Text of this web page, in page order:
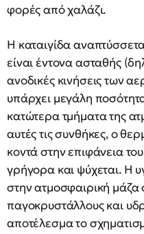
φορές από χαλάζι.
Η καταιγίδα
είναι έντονα ασταθής
ανοδικές κινήσεις των
υπάρχει μεγάλη
κατώτερα τμήματα της
αυτές τις συνθήκες, ο
κοντά στην επιφάνεια
γρήγορα και ψύχεται. Η
στην ατμοσφαιρική μάζα
παγοκρυστάλλους και
αποτέλεσμα το